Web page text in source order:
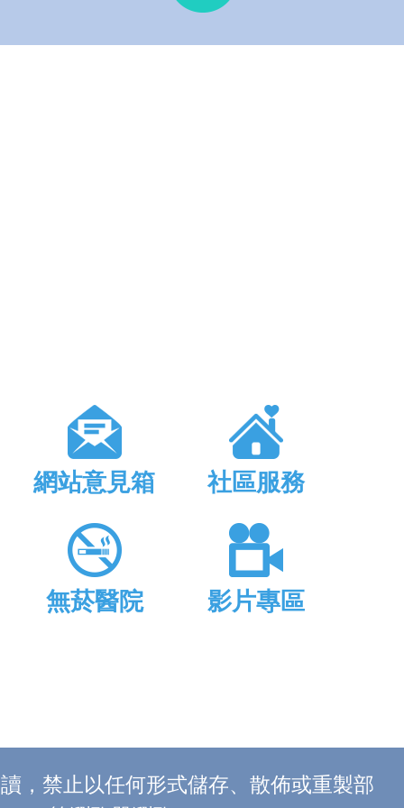
網站意見箱 社區服務
無菸醫院 影片專區
，禁止以任何形式儲存、散佈或重製部